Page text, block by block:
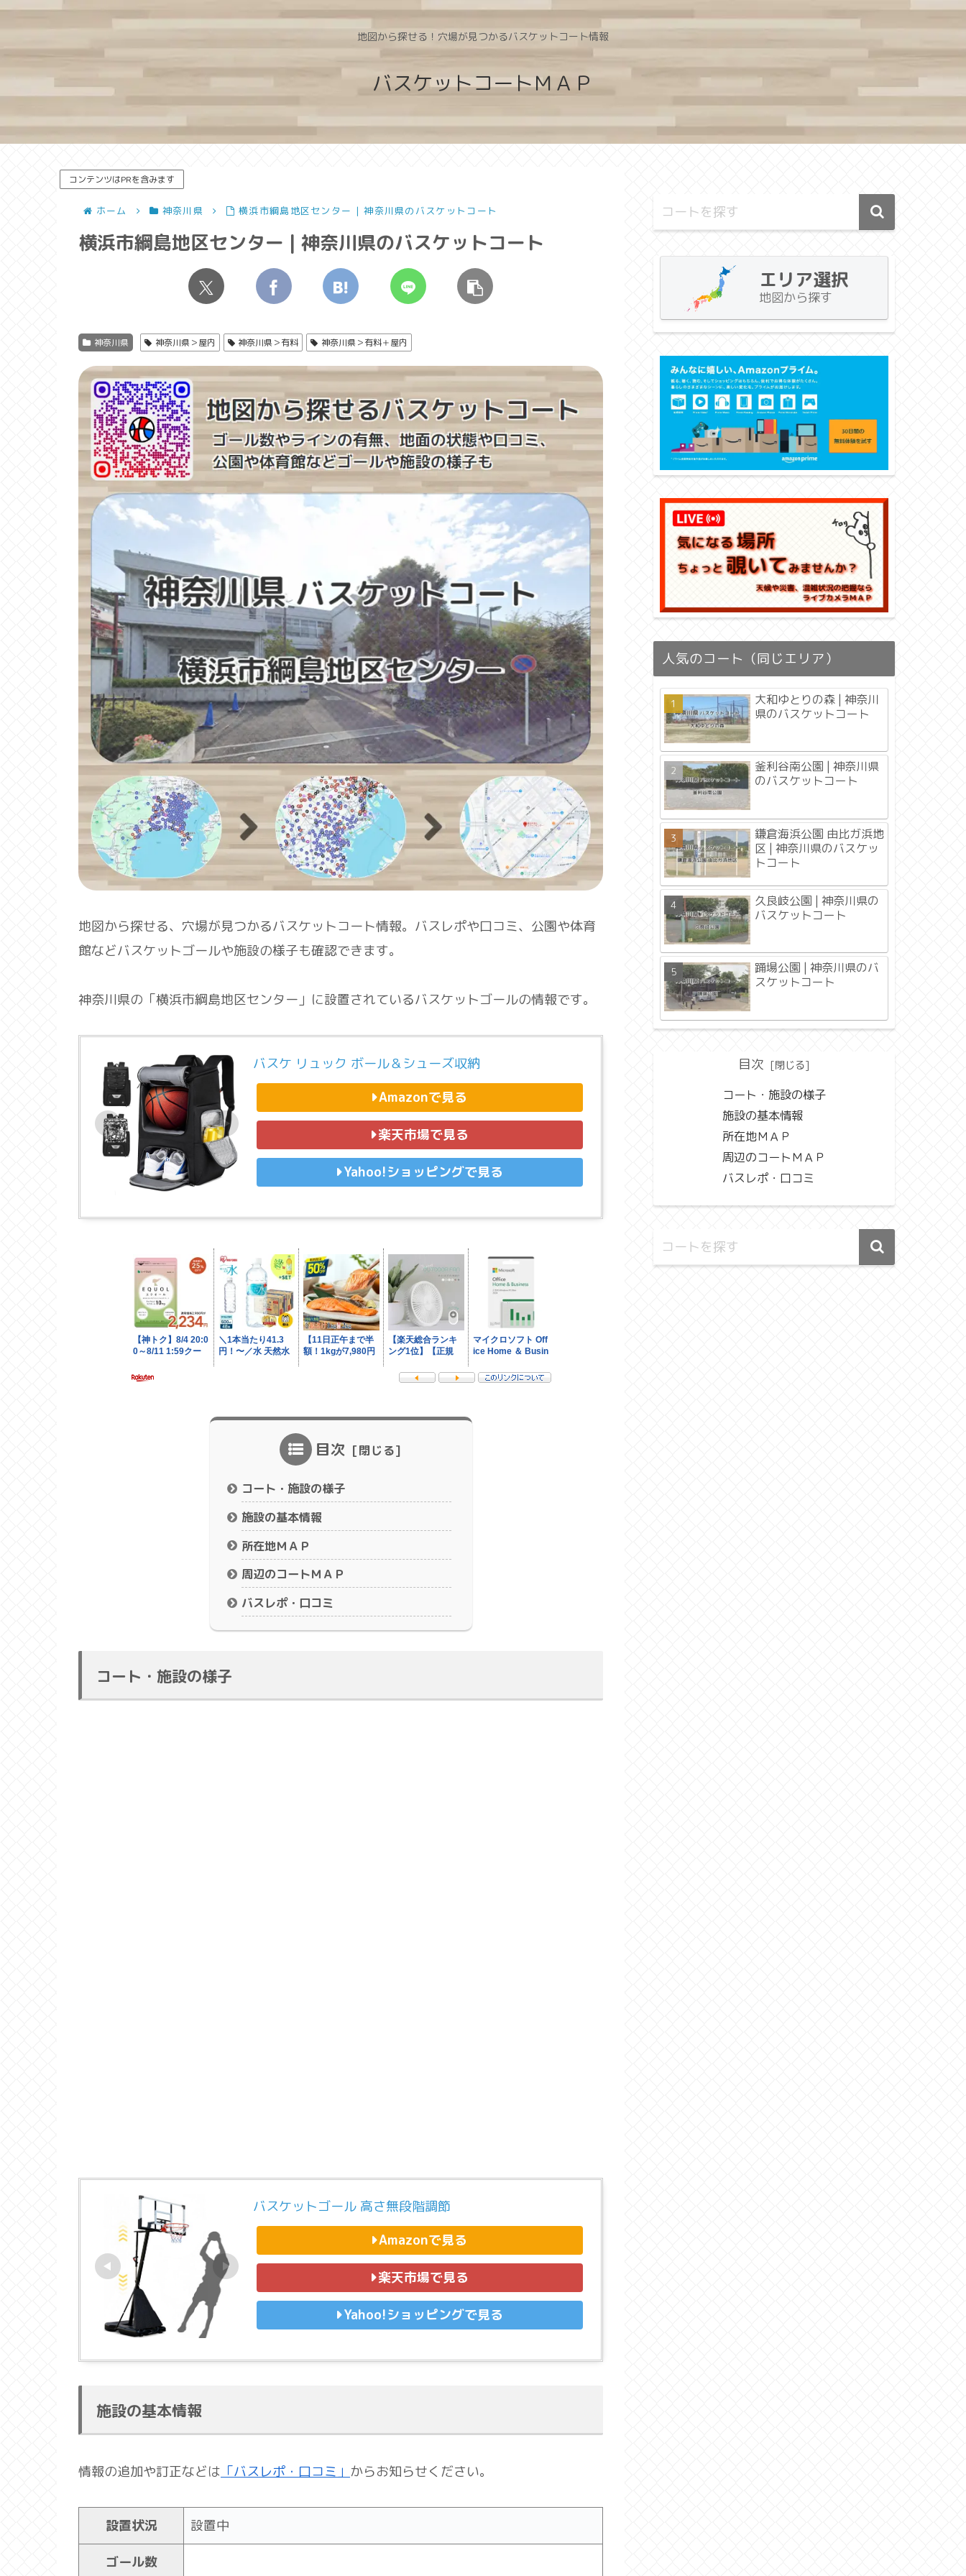
地図から探せる！穴場が見つかるバスケットコート情報
バスケットコートＭＡＰ
コンテンツはPRを含みます
ホーム 神奈川県 横浜市綱島地区センター | 神奈川県のバスケットコート
横浜市綱島地区センター | 神奈川県のバスケットコート
神奈川県 神奈川県＞屋内 神奈川県＞有料 神奈川県＞有料＋屋内
地図から探せる、穴場が見つかるバスケットコート情報。バスレポや口コミ、公園や体育
館などバスケットゴールや施設の様子も確認できます。
神奈川県の「横浜市綱島地区センター」に設置されているバスケットゴールの情報です。
バスケ リュック ボール＆シューズ収納
Amazonで見る
楽天市場で見る
Yahoo!ショッピングで見る
目次
コート・施設の様子
施設の基本情報
所在地ＭＡＰ
周辺のコートＭＡＰ
バスレポ・口コミ
コート・施設の様子
バスケットゴール 高さ無段階調節
Amazonで見る
楽天市場で見る
Yahoo!ショッピングで見る
施設の基本情報
情報の追加や訂正などは 「バスレポ・口コミ」 からお知らせください。
設置状況 設置中
ゴール数
エリア選択
地図から探す
人気のコート（同じエリア）
大和ゆとりの森 | 神奈川
県のバスケットコート
釜利谷南公園 | 神奈川県
のバスケットコート
鎌倉海浜公園 由比ガ浜地
区 | 神奈川県のバスケッ
トコート
久良岐公園 | 神奈川県の
バスケットコート
踊場公園 | 神奈川県のバ
スケットコート
目次
コート・施設の様子
施設の基本情報
所在地ＭＡＰ
周辺のコートＭＡＰ
バスレポ・口コミ